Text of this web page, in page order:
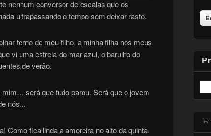
nenhum conversor de escalas que os
ultrapassando o tempo sem deixar rasto.
terno do meu filho, a minha filha nos meus
vi uma estrela-do-mar azul, o barulho do
de verão.
será que tudo parou. Será que o jovem
nós...
Como fica linda a amoreira no alto da quinta.